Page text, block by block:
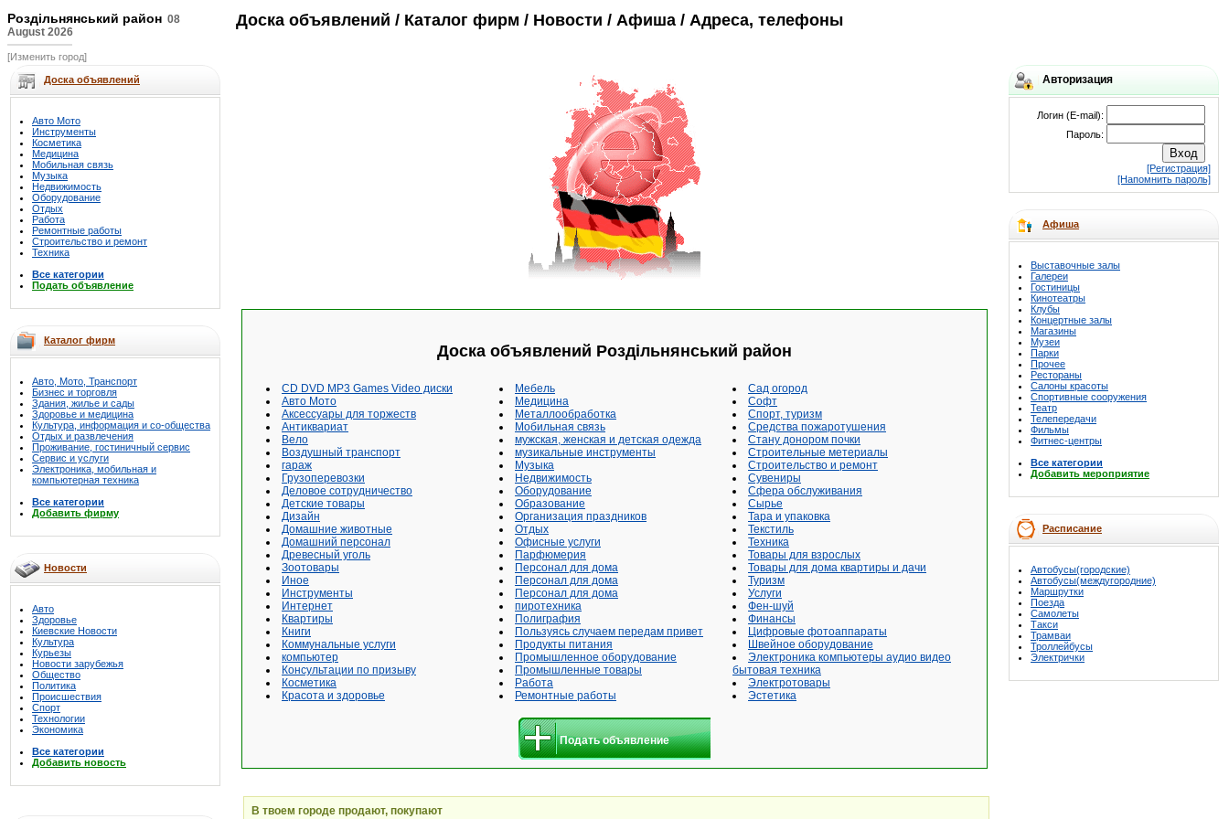
Роздільнянський район 08
August 2026
[Изменить город]
Доска объявлений / Каталог фирм / Новости / Афиша / Адреса, телефоны
Доска объявлений
Авто Мото
Инструменты
Косметика
Медицина
Мобильная связь
Музыка
Недвижимость
Оборудование
Отдых
Работа
Ремонтные работы
Строительство и ремонт
Техника
Все категории
Подать объявление
Каталог фирм
Авто, Мото, Транспорт
Бизнес и торговля
Здания, жилье и сады
Здоровье и медицина
Культура, информация и со-общества
Отдых и развлечения
Проживание, гостиничный сервис
Сервис и услуги
Электроника, мобильная и
компьютерная техника
Все категории
Добавить фирму
Новости
Авто
Здоровье
Киевские Новости
Культура
Курьезы
Новости зарубежья
Общество
Политика
Происшествия
Спорт
Технологии
Экономика
Все категории
Добавить новость
Доска объявлений Роздільнянський район
CD DVD MP3 Games Video диски
Авто Мото
Аксессуары для торжеств
Антиквариат
Вело
Воздушный транспорт
гараж
Грузоперевозки
Деловое сотрудничество
Детские товары
Дизайн
Домашние животные
Домашний персонал
Древесный уголь
Зоотовары
Иное
Инструменты
Интернет
Квартиры
Книги
Коммунальные услуги
компьютер
Консультации по призыву
Косметика
Красота и здоровье
Мебель
Медицина
Металлообработка
Мобильная связь
мужская, женская и детская одежда
музикальные инструменты
Музыка
Недвижимость
Оборудование
Образование
Организация праздников
Отдых
Офисные услуги
Парфюмерия
Персонал для дома
Персонал для дома
Персонал для дома
пиротехника
Полиграфия
Пользуясь случаем передам привет
Продукты питания
Промышленное оборудование
Промышленные товары
Работа
Ремонтные работы
Сад огород
Софт
Спорт, туризм
Средства пожаротушения
Стану донором почки
Строительные метериалы
Строительство и ремонт
Сувениры
Сфера обслуживания
Сырье
Тара и упаковка
Текстиль
Техника
Товары для взрослых
Товары для дома квартиры и дачи
Туризм
Услуги
Фен-шуй
Финансы
Цифровые фотоаппараты
Швейное оборудование
Электроника компьютеры аудио видео
бытовая техника
Электротовары
Эстетика
Подать объявление
В твоем городе продают, покупают
Авторизация
Логин (E-mail):
Пароль:
[Регистрация]
[Напомнить пароль]
Афиша
Выставочные залы
Галереи
Гостиницы
Кинотеатры
Клубы
Концертные залы
Магазины
Музеи
Парки
Прочее
Рестораны
Салоны красоты
Спортивные сооружения
Театр
Телепередачи
Фильмы
Фитнес-центры
Все категории
Добавить мероприятие
Расписание
Автобусы(городские)
Автобусы(междугородние)
Маршрутки
Поезда
Самолеты
Такси
Трамваи
Троллейбусы
Электрички